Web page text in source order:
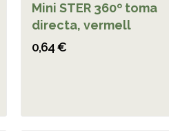
Mini STER 360º toma
directa, vermell
0,64 €